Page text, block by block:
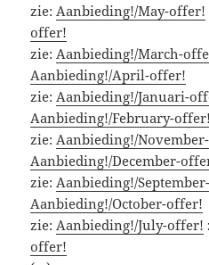
zie: Aanbieding!/May-offer!
offer!
zie: Aanbieding!/March-
Aanbieding!/April-offer!
zie: Aanbieding!/Januari-
Aanbieding!/February-offer!
zie: Aanbieding!/
Aanbieding!/December-
zie: Aanbieding!/
Aanbieding!/October-offer!
zie: Aanbieding!/July-offer!
offer!